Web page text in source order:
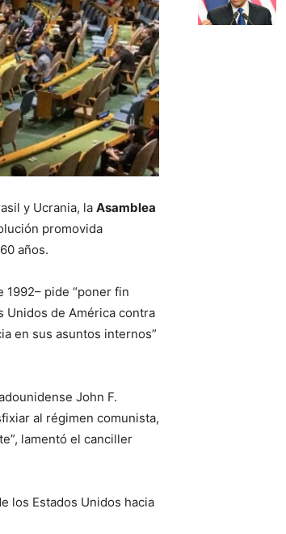
y Ucrania, la Asamblea
promovida
años.
1992– pide “poner fin
Unidos de América contra
en sus asuntos internos”
John F.
al régimen comunista,
lamentó el canciller
los Estados Unidos hacia